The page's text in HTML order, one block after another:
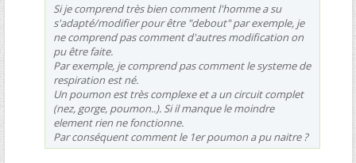
Si je comprend très bien comment l'homme a su
s'adapté/modifier pour être "debout" par exemple, je
ne comprend pas comment d'autres modification on
pu être faite.
Par exemple, je comprend pas comment le systeme de
respiration est né.
Un poumon est très complexe et a un circuit complet
(nez, gorge, poumon..). Si il manque le moindre
element rien ne fonctionne.
Par conséquent comment le 1er poumon a pu naitre ?